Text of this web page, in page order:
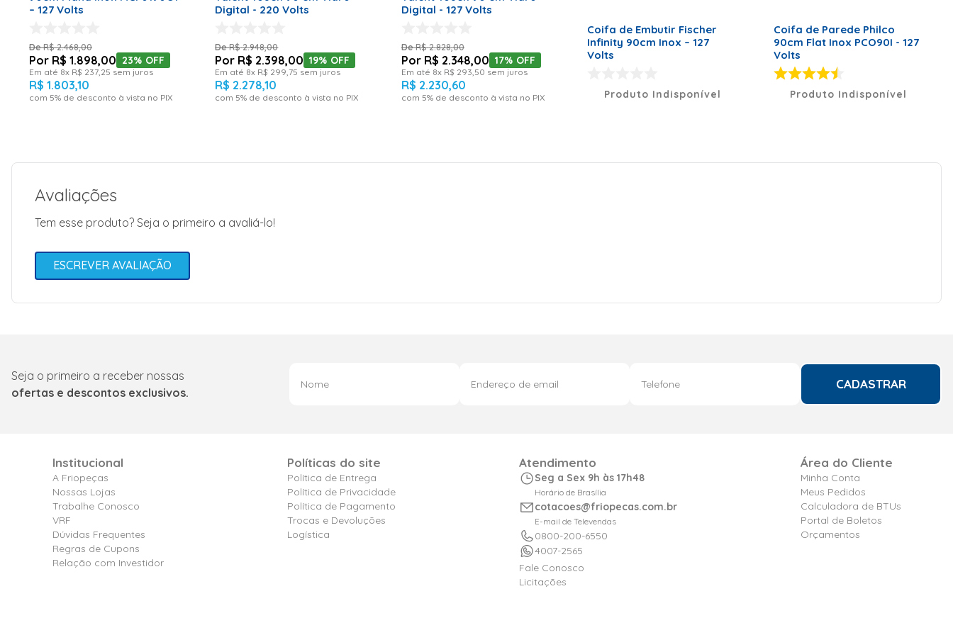
– 127 Volts
R$ 2.468,00
R$ 1.898,00 23% OFF
Em até 8x R$ 237, 25 sem juros
R$ 1.803,10
com 5% de desconto à vista no PIX
Digital - 220 Volts
R$ 2.948,00
R$ 2.398,00 19% OFF
Em até 8x R$ 299 75 sem juros
R$ 2.278,10
com 5% de desconto à vista no PIX
Digital - 127 Volts
R$ 2.828,00
R$ 2.348,00 17% OFF
Em até 8x R$ 293 50 sem juros
R$ 2.230,60
com 5% de desconto à vista no PIX
Coifa de Embutir Fischer
Infinity 90cm Inox – 127
Volts
Produto Indisponível
Coifa de Parede Philco
90cm Flat Inox PCO90I - 127
Volts
Produto Indisponível
Avaliações
Tem esse produto? Seja o primeiro a avaliá-lo!
ESCREVER AVALIAÇÃO
Seja o primeiro a receber nossas
ofertas e descontos exclusivos.
CADASTRAR
Institucional
A Friopeças
Nossas Lojas
Trabalhe Conosco
VRF
Dúvidas Frequentes
Regras de Cupons
Relação com Investidor
Políticas do site
Política de Entrega
Política de Privacidade
Política de Pagamento
Trocas e Devoluções
Logística
Atendimento
Seg a Sex 9h às 17h48
Horário de Brasília
cotacoes@friopecas.com.br
E-mail de Televendas
0800-200-6550
4007-2565
Fale Conosco
Licitações
Área do Cliente
Minha Conta
Meus Pedidos
Calculadora de BTUs
Portal de Boletos
Orçamentos